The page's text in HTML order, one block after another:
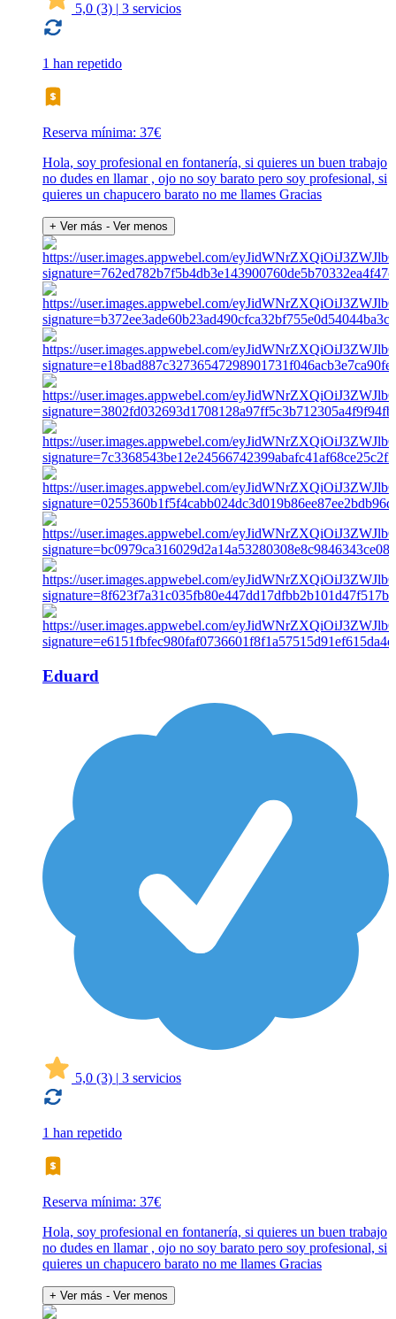
5,0 (3) | 3 servicios
1 han repetido
Reserva mínima: 37€
Hola, soy profesional en fontanería, si quieres un buen trabajo
no dudes en llamar , ojo no soy barato pero soy profesional, si
quieres un chapucero barato no me llames Gracias
+ Ver más - Ver menos
Eduard
5,0 (3) | 3 servicios
1 han repetido
Reserva mínima: 37€
Hola, soy profesional en fontanería, si quieres un buen trabajo
no dudes en llamar , ojo no soy barato pero soy profesional, si
quieres un chapucero barato no me llames Gracias
+ Ver más - Ver menos